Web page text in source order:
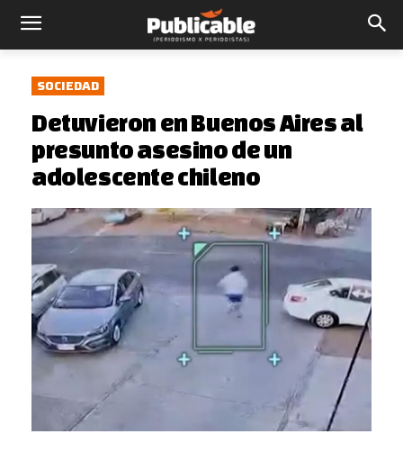
SOCIEDAD
Detuvieron en Buenos Aires al
presunto asesino de un
adolescente chileno